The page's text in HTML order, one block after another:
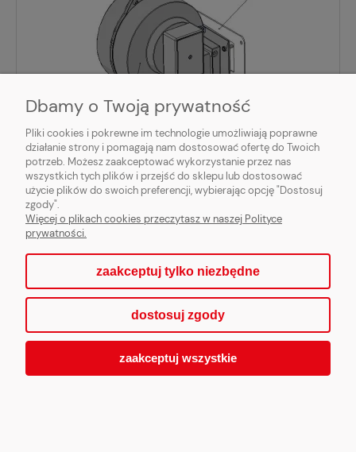
Uszczelka wentylatora nadmuch.
32,00 zł
Dbamy o Twoją prywatność
Pliki cookies i pokrewne im technologie umożliwiają poprawne
działanie strony i pomagają nam dostosować ofertę do Twoich
potrzeb. Możesz zaakceptować wykorzystanie przez nas
wszystkich tych plików i przejść do sklepu lub dostosować
użycie plików do swoich preferencji, wybierając opcję "Dostosuj
zgody".
Więcej o plikach cookies przeczytasz w naszej Polityce
prywatności.
zaakceptuj tylko niezbędne
dostosuj zgody
zaakceptuj wszystkie